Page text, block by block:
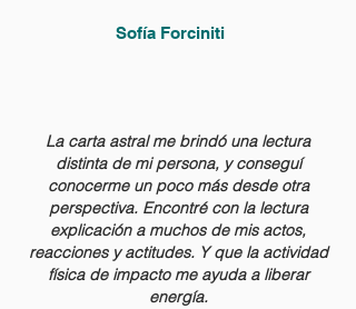
Sofía Forciniti
La carta astral me brindó una lectura
distinta de mi persona, y conseguí
conocerme un poco más desde otra
perspectiva. Encontré con la lectura
explicación a muchos de mis actos,
reacciones y actitudes. Y que la actividad
física de impacto me ayuda a liberar
energía.